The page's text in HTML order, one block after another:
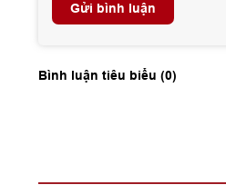
Gửi bình luận
Bình luận tiêu biểu (0)